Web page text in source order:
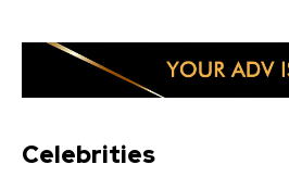
Celebrities